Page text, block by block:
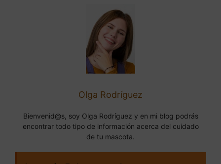
Olga Rodríguez
Bienvenid@s, soy Olga Rodríguez y en mi blog podrás
encontrar todo tipo de información acerca del cuidado
de tu mascota.